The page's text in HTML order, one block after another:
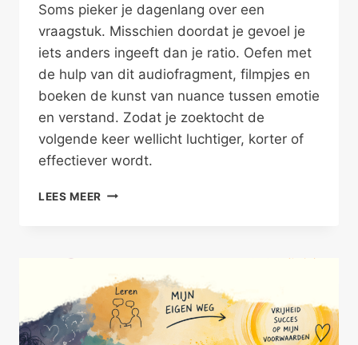
Soms pieker je dagenlang over een
vraagstuk. Misschien doordat je gevoel je
iets anders ingeeft dan je ratio. Oefen met
de hulp van dit audiofragment, filmpjes en
boeken de kunst van nuance tussen emotie
en verstand. Zodat je zoektocht de
volgende keer wellicht luchtiger, korter of
effectiever wordt.
LEES MEER NUANCE